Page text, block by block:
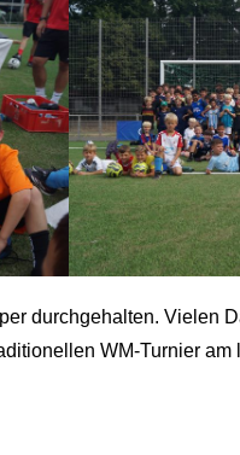
durchgehalten. Vielen
WM-Turnier